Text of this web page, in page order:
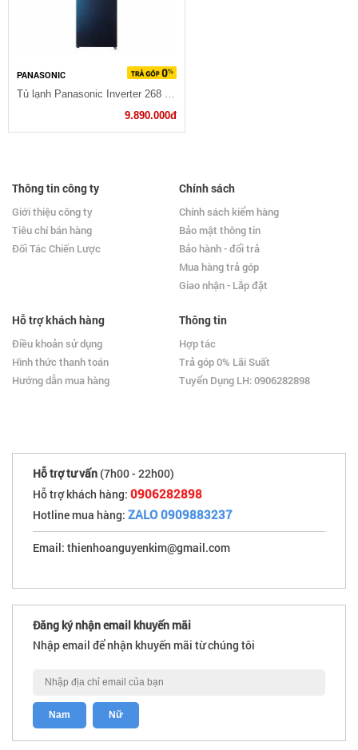
PANASONIC
9.890.000đ
Thông tin công ty
Giới thiệu công ty
Tiêu chí bán hàng
Đối Tác Chiến Lược
Chính sách
Chính sách kiểm hàng
Bảo mật thông tin
Bảo hành - đổi trả
Mua hàng trả góp
Giao nhận - Lắp đặt
Hỗ trợ khách hàng
Điều khoản sử dụng
Hình thức thanh toán
Hướng dẫn mua hàng
Thông tin
Hợp tác
Trả góp 0% Lãi Suất
Tuyển Dụng LH: 0906282898
Hỗ trợ tư vấn (7h00 - 22h00)
Hỗ trợ khách hàng: 0906282898
Hotline mua hàng: ZALO 0909883237
Email: thienhoanguyenkim@gmail.com
Đăng ký nhận email khuyến mãi
Nhập email để nhận khuyến mãi từ chúng tôi